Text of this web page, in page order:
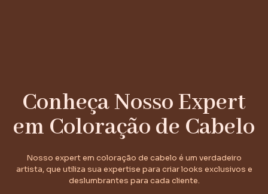
Conheça Nosso Expert
em Coloração de Cabelo
Nosso expert em coloração de cabelo é um verdadeiro
artista, que utiliza sua expertise para criar looks exclusivos e
deslumbrantes para cada cliente.